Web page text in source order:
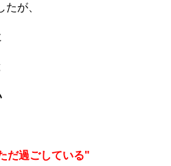
が、
だ過ごしている"